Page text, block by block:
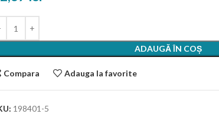
ADAUGĂ ÎN COȘ
Compara Adauga la favorite
198401-5